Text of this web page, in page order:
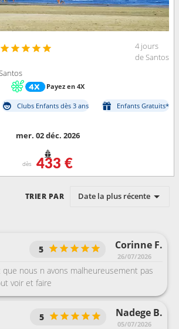
4 jours
de Santos
Payez en 4X
Clubs Enfants dès 3 ans
Enfants Gratuits*
mer. 02 déc. 2026
dès 433 €
TRIER PAR Date la plus récente
Corinne F.
26/07/2026
5
nous n avons malheureusement pas
voir et faire
Nadege B.
05/07/2026
5